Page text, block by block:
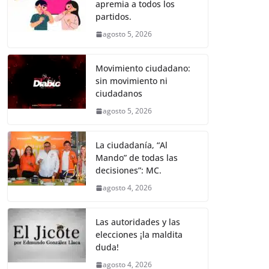
b
o
o
k
A
p
n
g
a
apremia a todos los
partidos.
agosto 5, 2026
Movimiento ciudadano:
sin movimiento ni
ciudadanos
agosto 5, 2026
La ciudadanía, “Al
Mando” de todas las
decisiones”: MC.
agosto 4, 2026
Las autoridades y las
elecciones ¡la maldita
duda!
agosto 4, 2026